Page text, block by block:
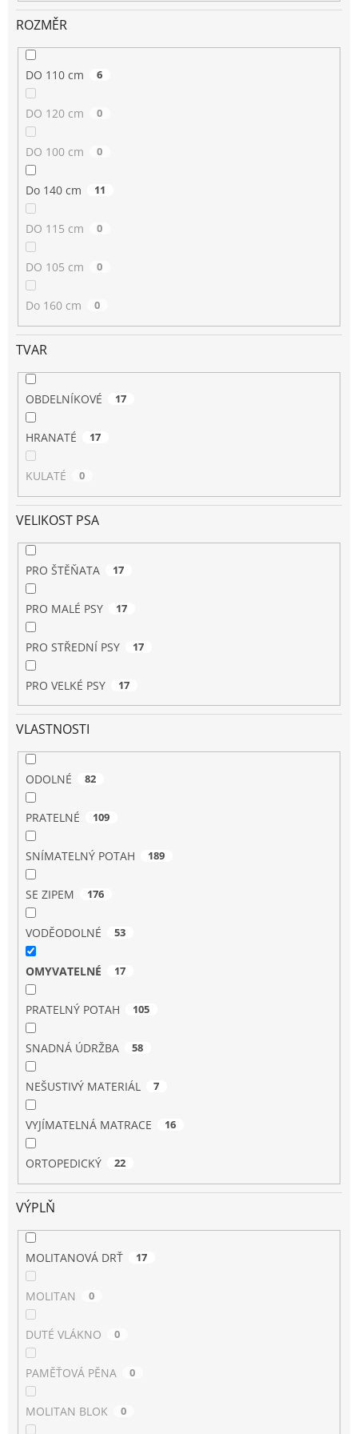
ROZMĚR
DO 110 cm 6
DO 120 cm 0
DO 100 cm 0
Do 140 cm 11
DO 115 cm 0
DO 105 cm 0
Do 160 cm 0
TVAR
OBDELNÍKOVÉ 17
HRANATÉ 17
KULATÉ 0
VELIKOST PSA
PRO ŠTĚŇATA 17
PRO MALÉ PSY 17
PRO STŘEDNÍ PSY 17
PRO VELKÉ PSY 17
VLASTNOSTI
ODOLNÉ 82
PRATELNÉ 109
SNÍMATELNÝ POTAH 189
SE ZIPEM 176
VODĚODOLNÉ 53
OMYVATELNÉ 17
PRATELNÝ POTAH 105
SNADNÁ ÚDRŽBA 58
NEŠUSTIVÝ MATERIÁL 7
VYJÍMATELNÁ MATRACE 16
ORTOPEDICKÝ 22
VÝPLŇ
MOLITANOVÁ DRŤ 17
MOLITAN 0
DUTÉ VLÁKNO 0
PAMĚŤOVÁ PĚNA 0
MOLITAN BLOK 0